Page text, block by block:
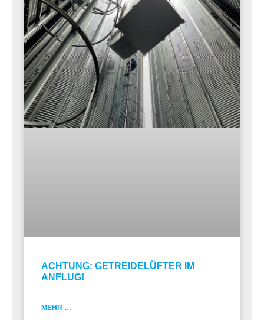
ACHTUNG: GETREIDELÜFTER IM
ANFLUG!
MEHR …